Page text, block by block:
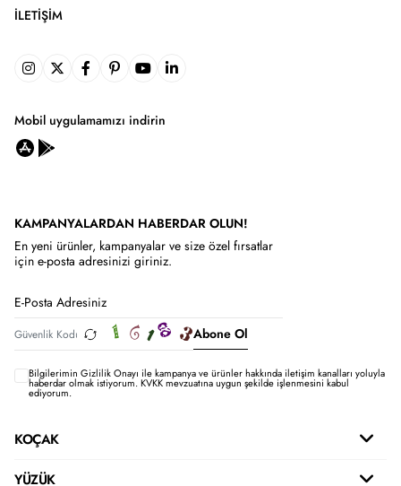
İLETIŞIM
Mobil uygulamamızı indirin
KAMPANYALARDAN HABERDAR OLUN!
En yeni ürünler, kampanyalar ve size özel fırsatlar
için e-posta adresinizi giriniz.
Abone Ol
Bilgilerimin Gizlilik Onayı ile kampanya ve ürünler hakkında iletişim kanalları yoluyla
haberdar olmak istiyorum.KVKK mevzuatına uygun şekilde işlenmesini kabul
ediyorum.
KOÇAK
YÜZÜK